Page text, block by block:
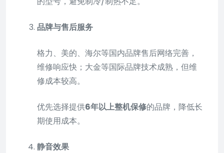
品牌与售后服务
格力、美的、海尔等国内品牌售后网络完善，
维修响应快；大金等国际品牌技术成熟，但维
修成本较高。
优先选择提供6年以上整机保修的品牌，降低长
期使用成本。
静音效果